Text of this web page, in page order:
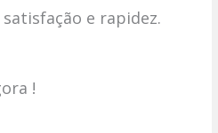
e rapidez.
!